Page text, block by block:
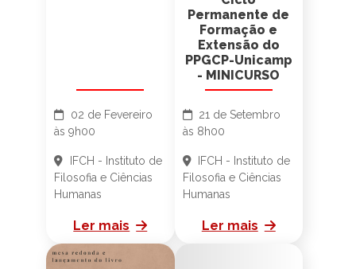
02 de Fevereiro
às 9h00
IFCH - Instituto de
Filosofia e Ciências
Humanas
Ler mais
Permanente de
Formação e
Extensão do
PPGCP-Unicamp
- MINICURSO
21 de Setembro
às 8h00
IFCH - Instituto de
Filosofia e Ciências
Humanas
Ler mais